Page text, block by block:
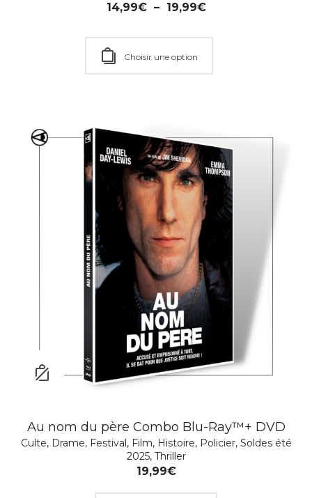
14,99€ – 19,99€
Choisir une option
Au nom du père Combo Blu-Ray™+ DVD
Culte, Drame, Festival, Film, Histoire, Policier, Soldes été
2025, Thriller
19,99€
Ajouter au Panier